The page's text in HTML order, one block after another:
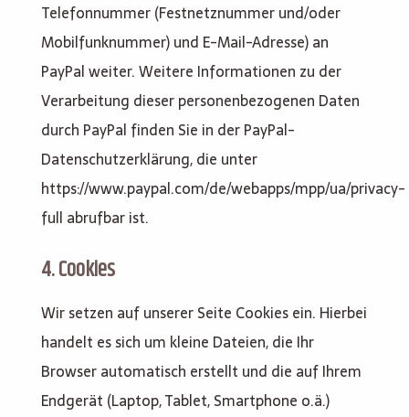
Telefonnummer (Festnetznummer und/oder
Mobilfunknummer) und E-Mail-Adresse) an
PayPal weiter. Weitere Informationen zu der
Verarbeitung dieser personenbezogenen Daten
durch PayPal finden Sie in der PayPal-
Datenschutzerklärung, die unter
https://www.paypal.com/de/webapps/mpp/ua/privacy-
full abrufbar ist.
4. Cookies
Wir setzen auf unserer Seite Cookies ein. Hierbei
handelt es sich um kleine Dateien, die Ihr
Browser automatisch erstellt und die auf Ihrem
Endgerät (Laptop, Tablet, Smartphone o.ä.)